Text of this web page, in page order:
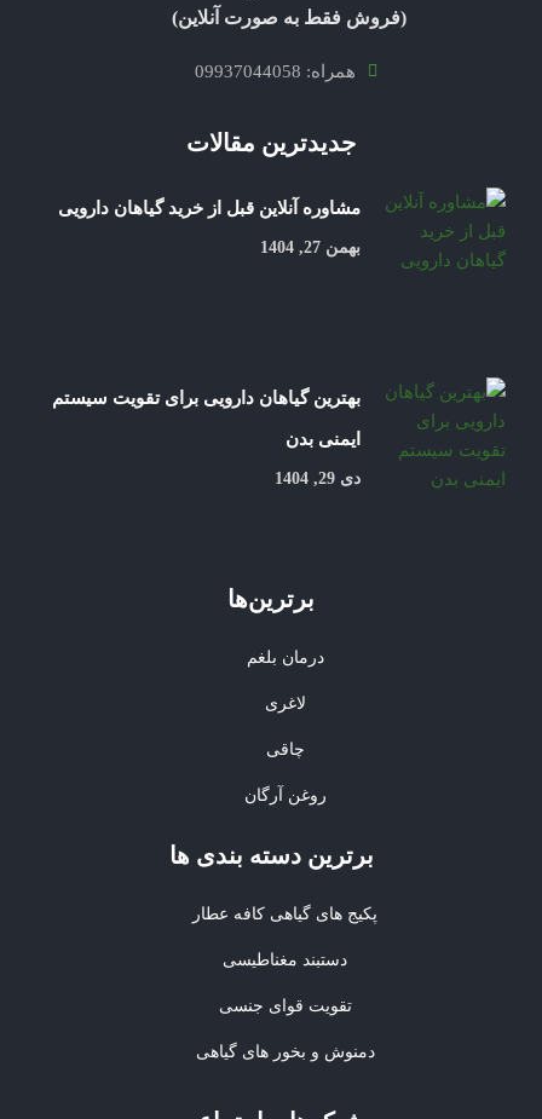
(فروش فقط به صورت آنلاین)
همراه: 09937044058
جدیدترین مقالات
مشاوره آنلاین قبل از خرید گیاهان دارویی
بهمن 27, 1404
بهترین گیاهان دارویی برای تقویت سیستم
ایمنی بدن
دی 29, 1404
برترین‌ها
درمان بلغم
لاغری
چاقی
روغن آرگان
برترین‌ دسته بندی ها
پکیج های گیاهی کافه عطار
دستبند مغناطیسی
تقویت قوای جنسی
دمنوش و بخور های گیاهی